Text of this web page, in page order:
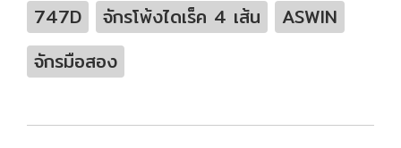
747D จักรโพ้งไดเร็ค 4 เส้น
ASWIN
จักรมือสอง